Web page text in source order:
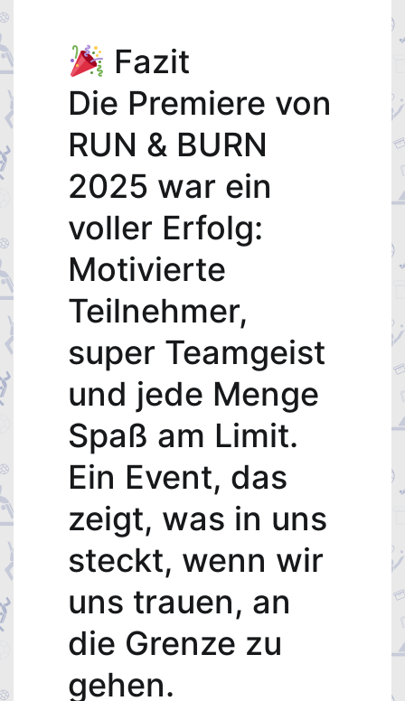
Fazit
Die Premiere von
RUN & BURN
2025 war ein
voller Erfolg:
Motivierte
Teilnehmer,
super Teamgeist
und jede Menge
Spaß am Limit.
Ein Event, das
zeigt, was in uns
steckt, wenn wir
uns trauen, an
die Grenze zu
gehen.